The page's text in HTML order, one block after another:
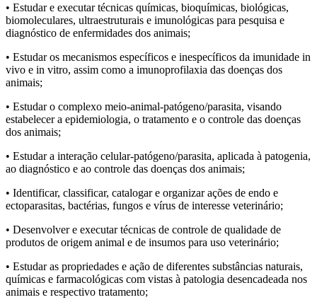
• Estudar e executar técnicas químicas, bioquímicas, biológicas,
biomoleculares, ultraestruturais e imunológicas para pesquisa e
diagnóstico de enfermidades dos animais;
• Estudar os mecanismos específicos e inespecíficos da imunidade in
vivo e in vitro, assim como a imunoprofilaxia das doenças dos
animais;
• Estudar o complexo meio-animal-patógeno/parasita, visando
estabelecer a epidemiologia, o tratamento e o controle das doenças
dos animais;
• Estudar a interação celular-patógeno/parasita, aplicada à patogenia,
ao diagnóstico e ao controle das doenças dos animais;
• Identificar, classificar, catalogar e organizar ações de endo e
ectoparasitas, bactérias, fungos e vírus de interesse veterinário;
• Desenvolver e executar técnicas de controle de qualidade de
produtos de origem animal e de insumos para uso veterinário;
• Estudar as propriedades e ação de diferentes substâncias naturais,
químicas e farmacológicas com vistas à patologia desencadeada nos
animais e respectivo tratamento;